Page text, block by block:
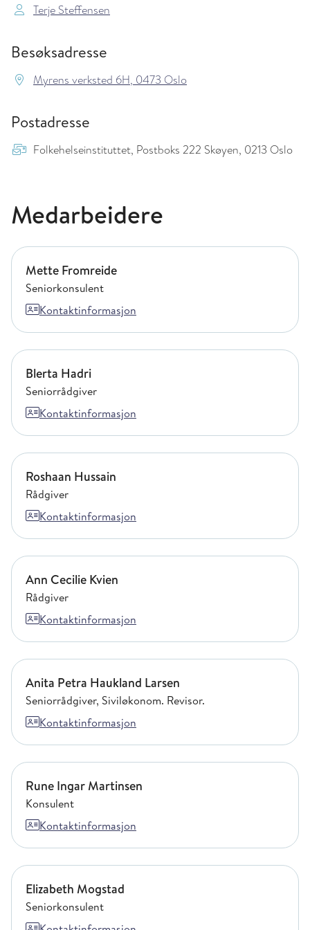
Terje Steffensen
Besøksadresse
Myrens verksted 6H, 0473 Oslo
Postadresse
Folkehelseinstituttet, Postboks 222 Skøyen, 0213 Oslo
Medarbeidere
Mette Fromreide
Mette Fromreide
Seniorkonsulent
Kontaktinformasjon
Blerta Hadri
Blerta Hadri
Seniorrådgiver
Kontaktinformasjon
Roshaan Hussain
Roshaan Hussain
Rådgiver
Kontaktinformasjon
Ann Cecilie Kvien
Ann Cecilie Kvien
Rådgiver
Kontaktinformasjon
Anita Petra Haukland Larsen
Anita Petra Haukland Larsen
Seniorrådgiver, Siviløkonom. Revisor.
Kontaktinformasjon
Rune Ingar Martinsen
Rune Ingar Martinsen
Konsulent
Kontaktinformasjon
Elizabeth Mogstad
Elizabeth Mogstad
Seniorkonsulent